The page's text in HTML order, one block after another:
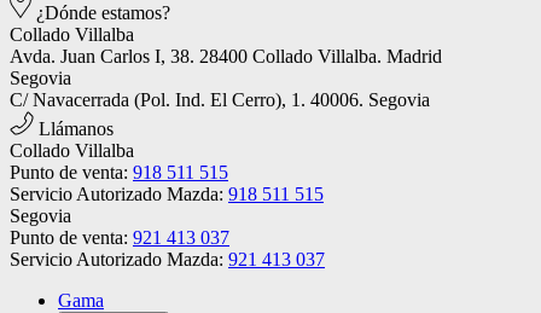
¿Dónde estamos?
Collado Villalba
Avda. Juan Carlos I, 38. 28400 Collado Villalba. Madrid
Segovia
C/ Navacerrada (Pol. Ind. El Cerro), 1. 40006. Segovia
Llámanos
Collado Villalba
Punto de venta: 918 511 515
Servicio Autorizado Mazda: 918 511 515
Segovia
Punto de venta: 921 413 037
Servicio Autorizado Mazda: 921 413 037
Gama